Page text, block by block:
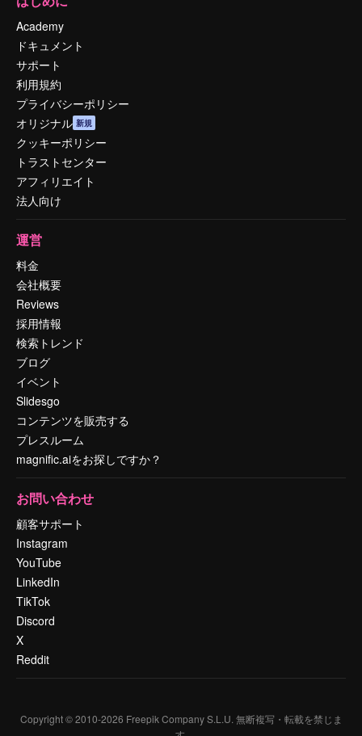
Academy
ドキュメント
サポート
利用規約
プライバシーポリシー
オリジナル 新規
クッキーポリシー
トラストセンター
アフィリエイト
法人向け
運営
料金
会社概要
Reviews
採用情報
検索トレンド
ブログ
イベント
Slidesgo
コンテンツを販売する
プレスルーム
magnific.aiをお探しですか？
お問い合わせ
顧客サポート
Instagram
YouTube
LinkedIn
TikTok
Discord
X
Reddit
Copyright © 2010-2026 Freepik Company S.L.U. 無断複写・転載を禁じま